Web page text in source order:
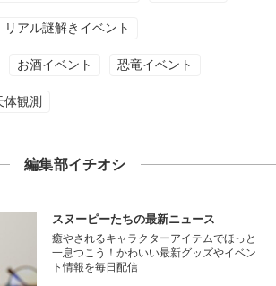
リアル謎解きイベント
お酒イベント 恐竜イベント
観測
編集部イチオシ
スヌーピーたちの最新ニュース
癒やされるキャラクターアイテムでほっと
一息つこう！かわいい最新グッズやイベン
ト情報を毎日配信